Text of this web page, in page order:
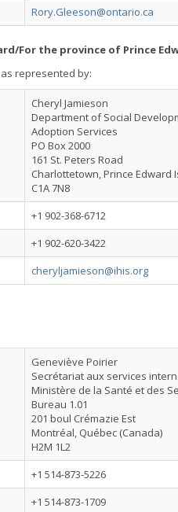
Rory.Gleeson@ontario.ca
For the province of Prince
represented by:
Cheryl Jamieson
Department of Social
Adoption Services
PO Box 2000
161 St. Peters Road
Charlottetown, Prince Edward
C1A 7N8
+1 902-368-6712
+1 902-620-3422
cheryljamieson@ihis.org
Geneviève Poirier
Secrétariat aux services
Ministère de la Santé et des
Bureau 1.01
201 boul Crémazie Est
Montréal, Québec (Canada)
H2M 1L2
+1 514-873-5226
+1 514-873-1709